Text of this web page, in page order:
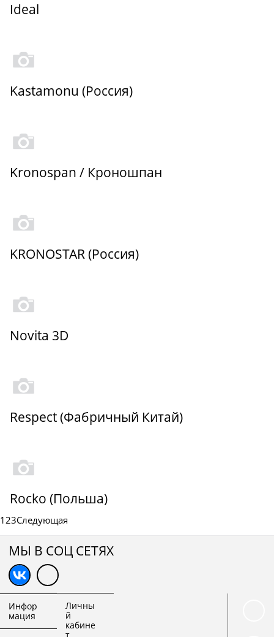
Ideal
Kastamonu (Россия)
Kronospan / Кроношпан
KRONOSTAR (Россия)
Novita 3D
Respect (Фабричный Китай)
Rocko (Польша)
123Следующая
МЫ В СОЦ СЕТЯХ
Инфор
мация
Личны
й
кабине